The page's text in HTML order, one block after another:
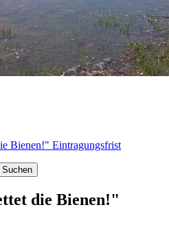
Bienen!" Eintragungsfrist
Suchen
die Bienen!"